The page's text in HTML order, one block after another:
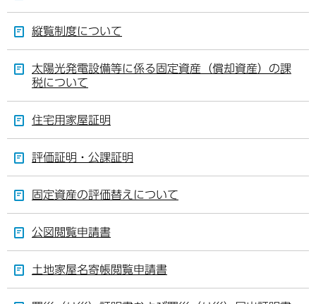
縦覧制度について
太陽光発電設備等に係る固定資産（償却資産）の課
税について
住宅用家屋証明
評価証明・公課証明
固定資産の評価替えについて
公図閲覧申請書
土地家屋名寄帳閲覧申請書